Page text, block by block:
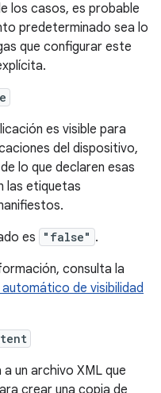
los casos, es probable
predeterminado sea lo
que configurar este
es visible para
del dispositivo,
lo que declaren esas
las etiquetas
es
"false" .
consulta la
de visibilidad
un archivo XML que
crear una copia de